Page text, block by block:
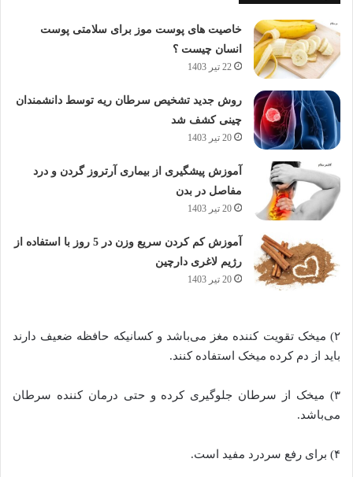
خاصیت های پوست موز برای سلامتی پوست
انسان چیست ؟
22 تیر 1403
روش جدید تشخیص سرطان ریه توسط دانشمندان
چینی کشف شد
20 تیر 1403
آموزش پیشگیری از بیماری آرتروز گردن و درد
مفاصل در بدن
20 تیر 1403
آموزش کم کردن سریع وزن در 5 روز با استفاده از
رژیم لاغری دارچین
20 تیر 1403
۲) میخک تقویت کننده مغز می‌باشد و کسانیکه حافظه ضعیف دارند
باید از دم کرده میخک استفاده کنند.
۳) میخک از سرطان جلوگیری کرده و حتی درمان کننده سرطان
می‌باشد.
۴) برای رفع سردرد مفید است.